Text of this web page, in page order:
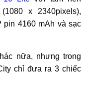
x 2340pixels),
pin 4160 mAh và sạc
nữa, nhưng trong
chỉ đưa ra 3 chiếc